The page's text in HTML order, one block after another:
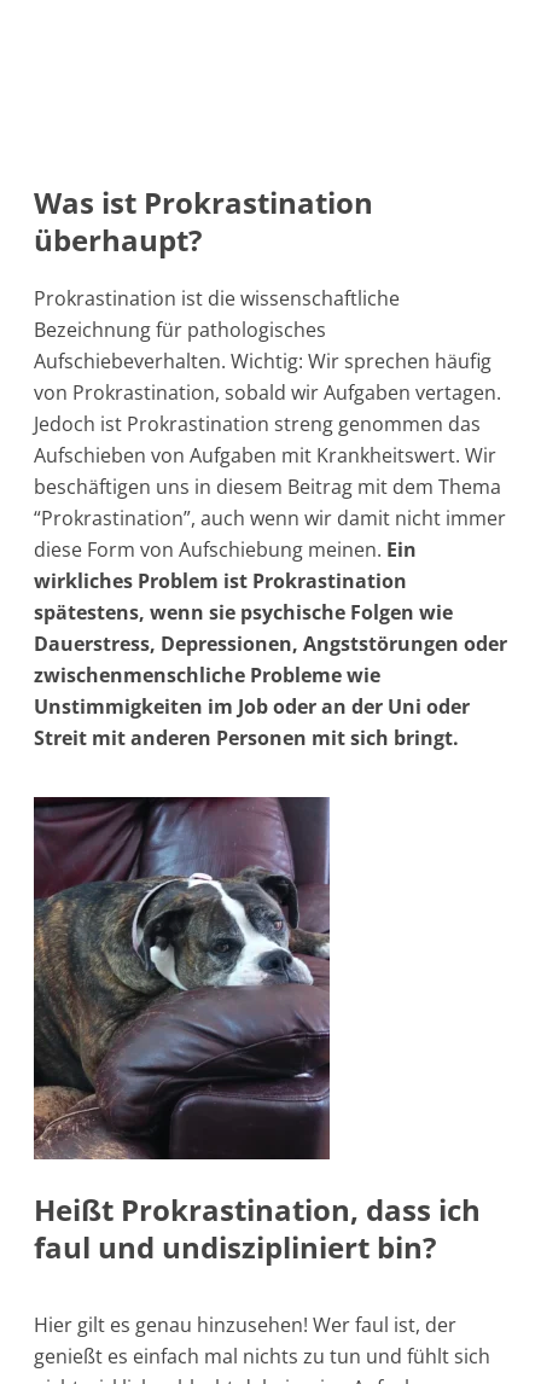
Was ist Prokrastination
überhaupt?
Prokrastination ist die wissenschaftliche
Bezeichnung für pathologisches
Aufschiebeverhalten. Wichtig: Wir sprechen häufig
von Prokrastination, sobald wir Aufgaben vertagen.
Jedoch ist Prokrastination streng genommen das
Aufschieben von Aufgaben mit Krankheitswert. Wir
beschäftigen uns in diesem Beitrag mit dem Thema
“Prokrastination”, auch wenn wir damit nicht immer
diese Form von Aufschiebung meinen. Ein
wirkliches Problem ist Prokrastination
spätestens, wenn sie psychische Folgen wie
Dauerstress, Depressionen, Angststörungen oder
zwischenmenschliche Probleme wie
Unstimmigkeiten im Job oder an der Uni oder
Streit mit anderen Personen mit sich bringt.
Heißt Prokrastination, dass ich
faul und undiszipliniert bin?
Hier gilt es genau hinzusehen! Wer faul ist, der
genießt es einfach mal nichts zu tun und fühlt sich